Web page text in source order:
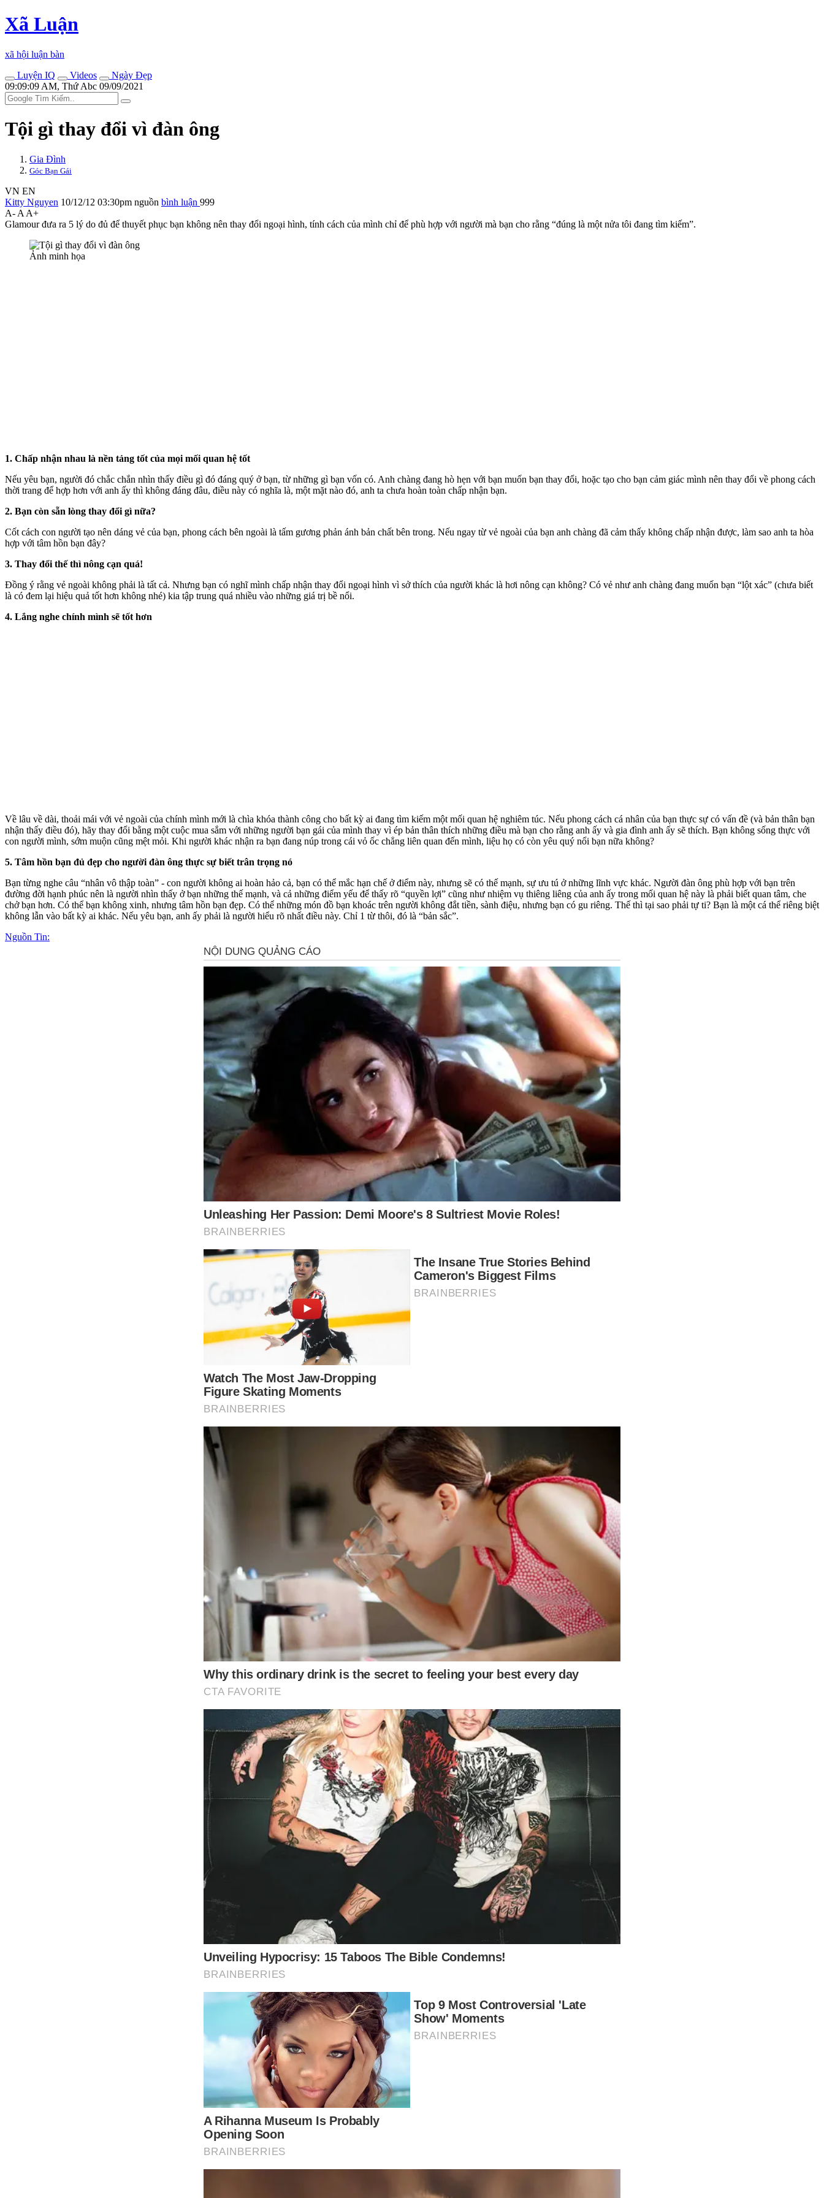
Xã Luận
xã hội luận bàn
Luyện IQ
Videos
Ngày Đẹp
09:09:09 AM, Thứ Abc 09/09/2021
Tội gì thay đổi vì đàn ông
Gia Đình
Góc Bạn Gái
VN EN
Kitty Nguyen 10/12/12 03:30pm nguồn bình luận 999
A- A A+
Glamour đưa ra 5 lý do đủ để thuyết phục bạn không nên thay đổi ngoại hình, tính cách của mình chỉ để phù hợp với người mà bạn cho rằng “đúng là một nửa tôi đang tìm kiếm”.
Ảnh minh họa
1. Chấp nhận nhau là nền tảng tốt của mọi mối quan hệ tốt
Nếu yêu bạn, người đó chắc chắn nhìn thấy điều gì đó đáng quý ở bạn, từ những gì bạn vốn có. Anh chàng đang hò hẹn với bạn muốn bạn thay đổi, hoặc tạo cho bạn cảm giác mình nên thay đổi về phong cách
thời trang để hợp hơn với anh ấy thì không đáng đâu, điều này có nghĩa là, một mặt nào đó, anh ta chưa hoàn toàn chấp nhận bạn.
2. Bạn còn sẵn lòng thay đổi gì nữa?
Cốt cách con người tạo nên dáng vẻ của bạn, phong cách bên ngoài là tấm gương phản ánh bản chất bên trong. Nếu ngay từ vẻ ngoài của bạn anh chàng đã cảm thấy không chấp nhận được, làm sao anh ta hòa
hợp với tâm hồn bạn đây?
3. Thay đổi thế thì nông cạn quá!
Đồng ý rằng vẻ ngoài không phải là tất cả. Nhưng bạn có nghĩ mình chấp nhận thay đổi ngoại hình vì sở thích của người khác là hơi nông cạn không? Có vẻ như anh chàng đang muốn bạn “lột xác” (chưa biết
là có đem lại hiệu quả tốt hơn không nhé) kia tập trung quá nhiều vào những giá trị bề nổi.
4. Lắng nghe chính mình sẽ tốt hơn
Về lâu về dài, thoải mái với vẻ ngoài của chính mình mới là chìa khóa thành công cho bất kỳ ai đang tìm kiếm một mối quan hệ nghiêm túc. Nếu phong cách cá nhân của bạn thực sự có vấn đề (và bản thân bạn
nhận thấy điều đó), hãy thay đổi bằng một cuộc mua sắm với những người bạn gái của mình thay vì ép bản thân thích những điều mà bạn cho rằng anh ấy và gia đình anh ấy sẽ thích. Bạn không sống thực với
con người mình, sớm muộn cũng mệt mỏi. Khi người khác nhận ra bạn đang núp trong cái vỏ ốc chẳng liên quan đến mình, liệu họ có còn yêu quý nổi bạn nữa không?
5. Tâm hồn bạn đủ đẹp cho người đàn ông thực sự biết trân trọng nó
Bạn từng nghe câu “nhân vô thập toàn” - con người không ai hoàn hảo cả, bạn có thể mắc hạn chế ở điểm này, nhưng sẽ có thế mạnh, sự ưu tú ở những lĩnh vực khác. Người đàn ông phù hợp với bạn trên
đường đời hạnh phúc nên là người nhìn thấy ở bạn những thế mạnh, và cả những điểm yếu để thấy rõ “quyền lợi” cũng như nhiệm vụ thiêng liêng của anh ấy trong mối quan hệ này là phải biết quan tâm, che
chở bạn hơn. Có thể bạn không xinh, nhưng tâm hồn bạn đẹp. Có thể những món đồ bạn khoác trên người không đắt tiền, sành điệu, nhưng bạn có gu riêng. Thế thì tại sao phải tự ti? Bạn là một cá thể riêng biệt
không lẫn vào bất kỳ ai khác. Nếu yêu bạn, anh ấy phải là người hiểu rõ nhất điều này. Chỉ 1 từ thôi, đó là “bản sắc”.
Nguồn Tin: